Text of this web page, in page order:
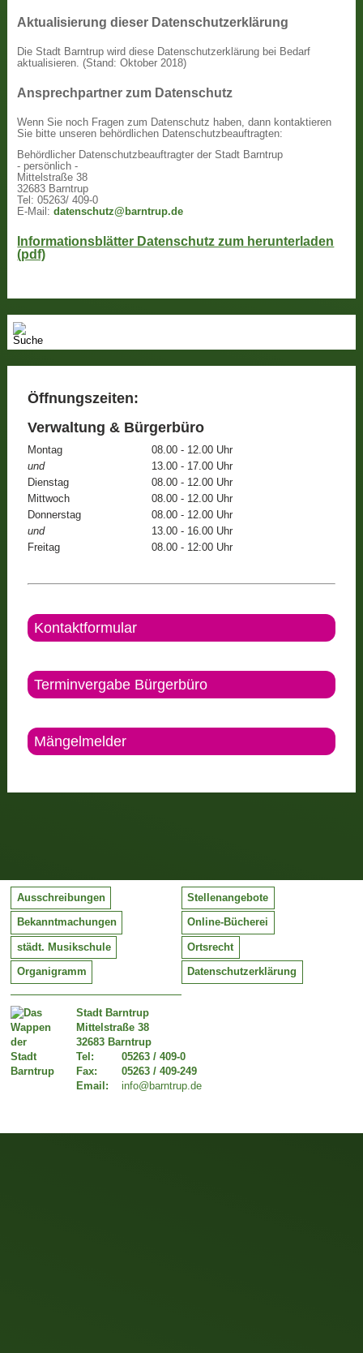
Aktualisierung dieser Datenschutzerklärung
Die Stadt Barntrup wird diese Datenschutzerklärung bei Bedarf
aktualisieren. (Stand: Oktober 2018)
Ansprechpartner zum Datenschutz
Wenn Sie noch Fragen zum Datenschutz haben, dann kontaktieren
Sie bitte unseren behördlichen Datenschutzbeauftragten:
Behördlicher Datenschutzbeauftragter der Stadt Barntrup
- persönlich -
Mittelstraße 38
32683 Barntrup
Tel: 05263/ 409-0
E-Mail:datenschutz@barntrup.de
Informationsblätter Datenschutz zum herunterladen
(pdf)
Öffnungszeiten:
Verwaltung & Bürgerbüro
Montag
08.00 - 12.00 Uhr
und
13.00 - 17.00 Uhr
Dienstag
08.00 - 12.00 Uhr
Mittwoch
08.00 - 12.00 Uhr
Donnerstag
08.00 - 12.00 Uhr
und
13.00 - 16.00 Uhr
Freitag
08.00 - 12:00 Uhr
Kontaktformular
Terminvergabe Bürgerbüro
Mängelmelder
Stadt Barntrup
Mittelstraße 38
32683 Barntrup
Tel:
Fax:
Email:
05263 / 409-0
05263 / 409-249
info@barntrup.de
Ausschreibungen Stellenangebote
Bekanntmachungen Online-Bücherei
städt. Musikschule Ortsrecht
Organigramm Datenschutzerklärung